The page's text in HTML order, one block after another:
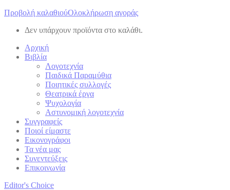
Προβολή καλαθιούΟλοκλήρωση αγοράς
Δεν υπάρχουν προϊόντα στο καλάθι.
Αρχική
Βιβλία
Λογοτεχνία
Παιδικά Παραμύθια
Ποιητικές συλλογές
Θεατρικά έργα
Ψυχολογία
Αστυνομική λογοτεχνία
Συγγραφείς
Ποιοί είμαστε
Εικονογράφοι
Τα νέα μας
Συνεντεύξεις
Επικοινωνία
Editor's Choice